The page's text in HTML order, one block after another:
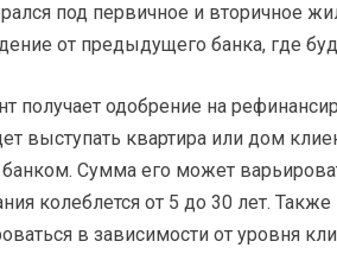
под первичное и вторичное
от предыдущего банка, где
получает одобрение на
выступать квартира или дом
Сумма его может
колеблется от 5 до 30 лет.
в зависимости от уровня